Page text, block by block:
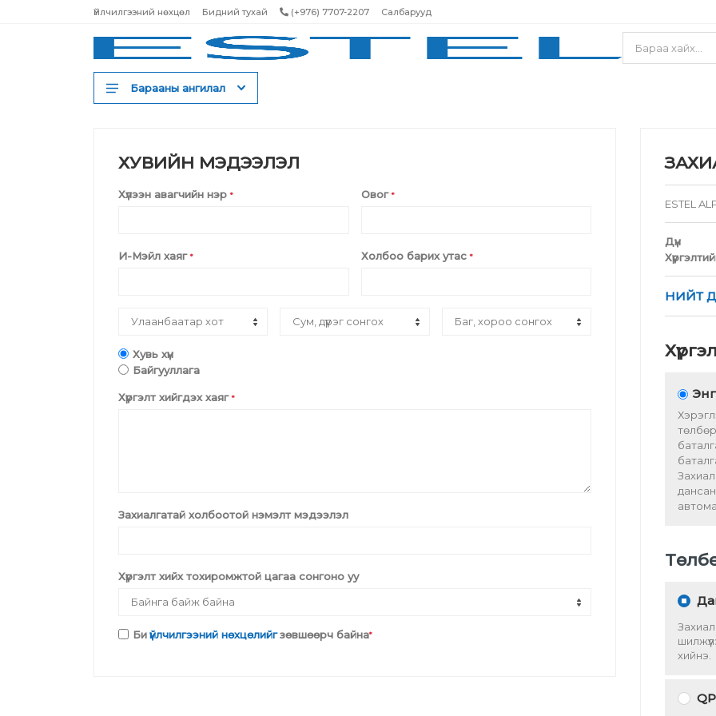
Үйлчилгээний нөхцөл Бидний тухай (+976) 7707-2207 Салбарууд
Үсний будаг
Үсний лак
Үсний хөөс
Үнэр дарагч
Барааны ангилал
ХУВИЙН МЭДЭЭЛЭЛ
Хүлээн авагчийн нэр* Овог*
И-Мэйл хаяг* Холбоо барих утас*
Хувь хүн
Байгууллага
Хүргэлт хийгдэх хаяг*
Захиалгатай холбоотой нэмэлт мэдээлэл
Хүргэлт хийх тохиромжтой цагаа сонгоно уу
Биүйлчилгээний нөхцөлийгзөвшөөрч байна*
ESTEL
Дүн
НИЙТ
хийнэ.